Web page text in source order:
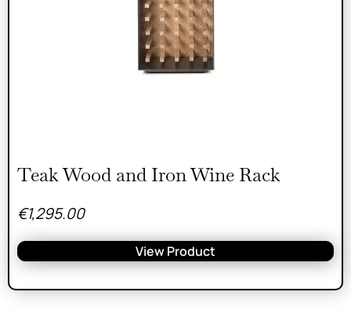
Teak Wood and Iron Wine Rack
€1,295.00
View Product